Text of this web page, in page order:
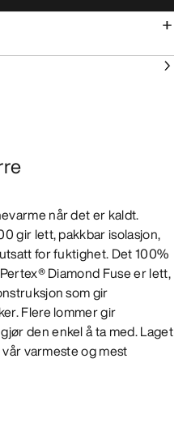
når det er kaldt.
gir lett, pakkbar isolasjon,
for fuktighet. Det 100%
Diamond Fuse er lett,
som gir
Flere lommer gir
den enkel å ta med. Laget
varmeste og mest